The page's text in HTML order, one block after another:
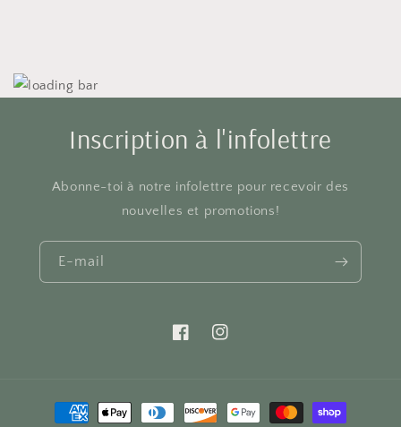
Inscription à l'infolettre
Abonne-toi à notre infolettre pour recevoir des
nouvelles et promotions!
E-mail
FacebookInstagram
Moyens